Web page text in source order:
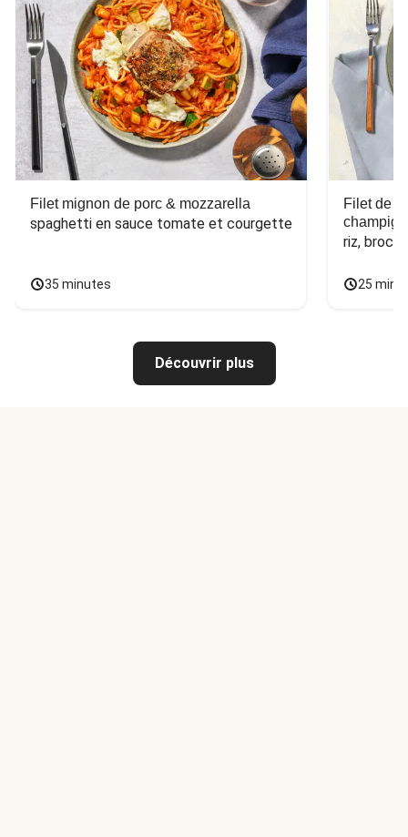
Filet mignon de porc & mozzarella
spaghetti en sauce tomate et courgette
35 minutes
Filet de
riz,
25
Découvrir plus